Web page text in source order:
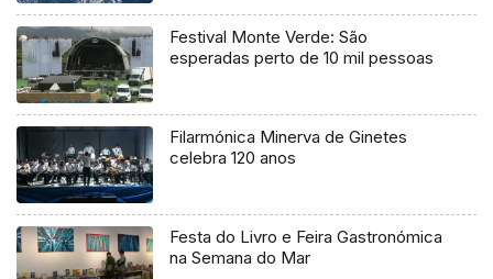
Festival Monte Verde: São
esperadas perto de 10 mil pessoas
Filarmónica Minerva de Ginetes
celebra 120 anos
Festa do Livro e Feira Gastronómica
na Semana do Mar